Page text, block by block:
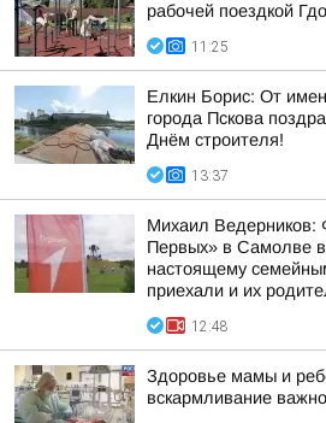
рабочей поездкой
11:25
Елкин Борис: От
города Пскова
Днём строителя!
13:37
Михаил Ведерников:
Первых» в Самолве в
настоящему
приехали и их
12:48
Здоровье мамы и
вскармливание